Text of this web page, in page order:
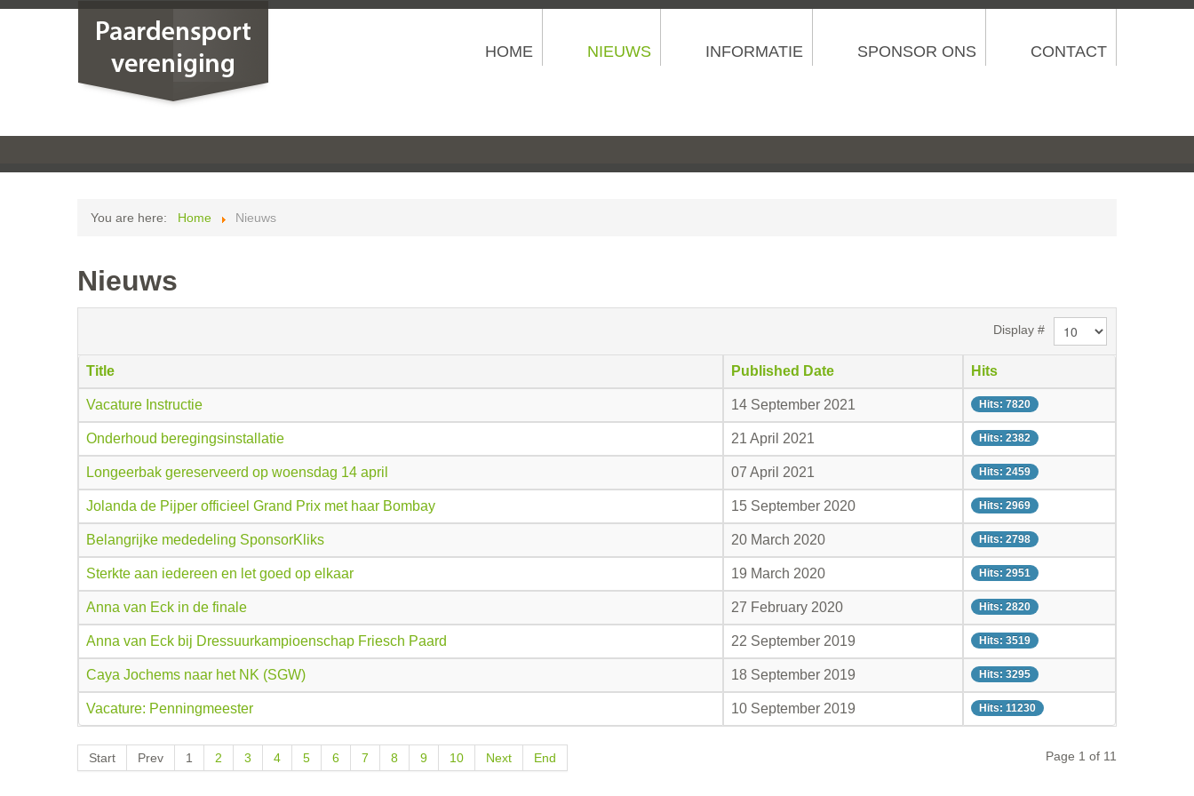
HOME NIEUWS INFORMATIE SPONSOR ONS CONTACT
You are here: Home Nieuws
Nieuws
Display #
Title Published Date Hits
Vacature Instructie 14 September 2021 Hits: 7820
Onderhoud beregingsinstallatie 21 April 2021 Hits: 2382
Longeerbak gereserveerd op woensdag 14 april 07 April 2021 Hits: 2459
Jolanda de Pijper officieel Grand Prix met haar Bombay 15 September 2020 Hits: 2969
Belangrijke mededeling SponsorKliks 20 March 2020 Hits: 2798
Sterkte aan iedereen en let goed op elkaar 19 March 2020 Hits: 2951
Anna van Eck in de finale 27 February 2020 Hits: 2820
Anna van Eck bij Dressuurkampioenschap Friesch Paard 22 September 2019 Hits: 3519
Caya Jochems naar het NK (SGW) 18 September 2019 Hits: 3295
Vacature: Penningmeester 10 September 2019 Hits: 11230
Page 1 of 11
Start Prev 1 2 3 4 5 6 7 8 9 10 Next End